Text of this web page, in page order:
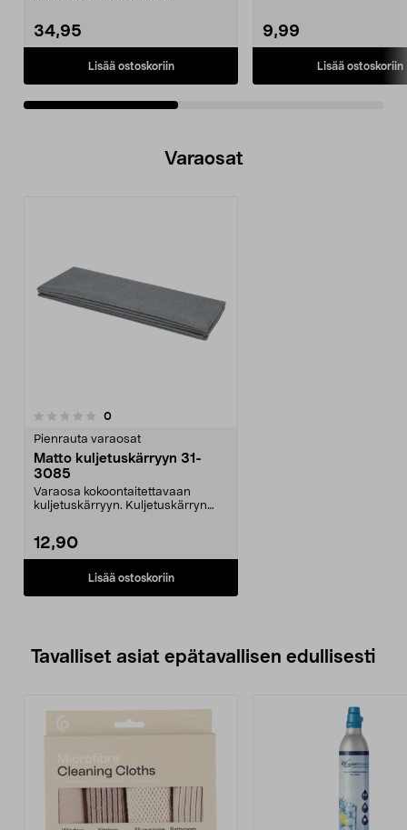
34,95
Lisää ostoskoriin
9,99
Lisää ostoskoriin
Varaosat
0arvostelut
Pienrauta varaosat
Matto kuljetuskärryyn 31-
3085
Varaosa kokoontaitettavaan
kuljetuskärryyn. Kuljetuskärryn
12,90
Lisää ostoskoriin
Tavalliset asiat epätavallisen edullisesti